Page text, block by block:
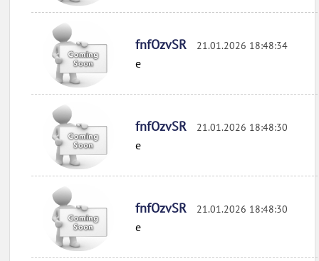
fnfOzvSR 21.01.2026 18:48:34
e
fnfOzvSR 21.01.2026 18:48:30
e
fnfOzvSR 21.01.2026 18:48:30
e